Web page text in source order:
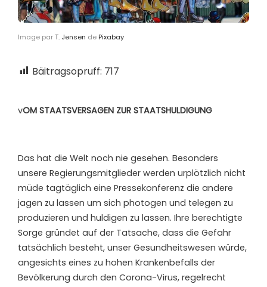
Image parT. Jensen de Pixabay
Bäitragsopruff: 717
vOM STAATSVERSAGEN ZUR STAATSHULDIGUNG
Das hat die Welt noch nie gesehen. Besonders
unsere Regierungsmitglieder werden urplötzlich nicht
müde tagtäglich eine Pressekonferenz die andere
jagen zu lassen um sich photogen und telegen zu
produzieren und huldigen zu lassen. Ihre berechtigte
Sorge gründet auf der Tatsache, dass die Gefahr
tatsächlich besteht, unser Gesundheitswesen würde,
angesichts eines zu hohen Krankenbefalls der
Bevölkerung durch den Corona-Virus, regelrecht